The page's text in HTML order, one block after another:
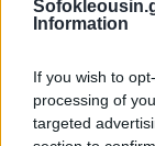
Information
If you wish to
processing of
targeted
Παράλληλα
Η 43χρονη
κλινική και